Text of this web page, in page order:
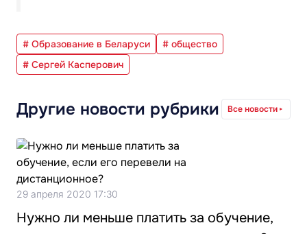
# Образование в Беларуси
# общество
# Сергей Касперович
Другие новости рубрики Все новости
29 апреля 2020 17:30
Нужно ли меньше платить за обучение,